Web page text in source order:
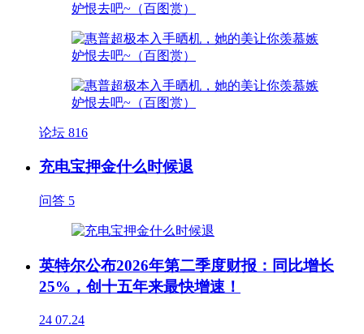
论坛 816
充电宝押金什么时候退
问答 5
英特尔公布2026年第二季度财报：同比增长
25%，创十五年来最快增速！
24 07.24